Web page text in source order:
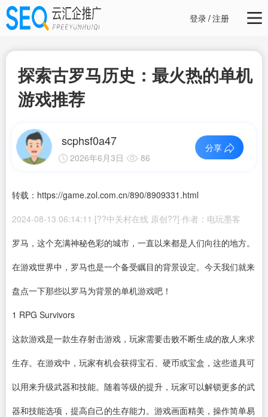
登录/注册
探索古罗马历史：最火热的单机
游戏推荐
scphsf0a47
2026年6月3日 86
分享
转载：https://game.zol.com.cn/890/8909331.html
2024-08-13 06:14:11·[??中关村在线 原创??]·作者：电玩墨客
罗马，这个充满神秘色彩的城市，一直以来都是人们向往的地方。
在游戏世界中，罗马也是一个备受瞩目的背景设定。今天我们就来
盘点一下那些以罗马为背景的单机游戏吧！
1 RPG Survivors
这款游戏是一款生存射击游戏，玩家需要击败不断生成的敌人来求
生存。在游戏中，玩家有机会获得宝石、硬币或宝盒，这些道具可
以用来升级武器和技能。随着等级的提升，玩家可以解锁更多的武
器和技能选项，提高自己的生存能力。游戏画面精美，操作简单易